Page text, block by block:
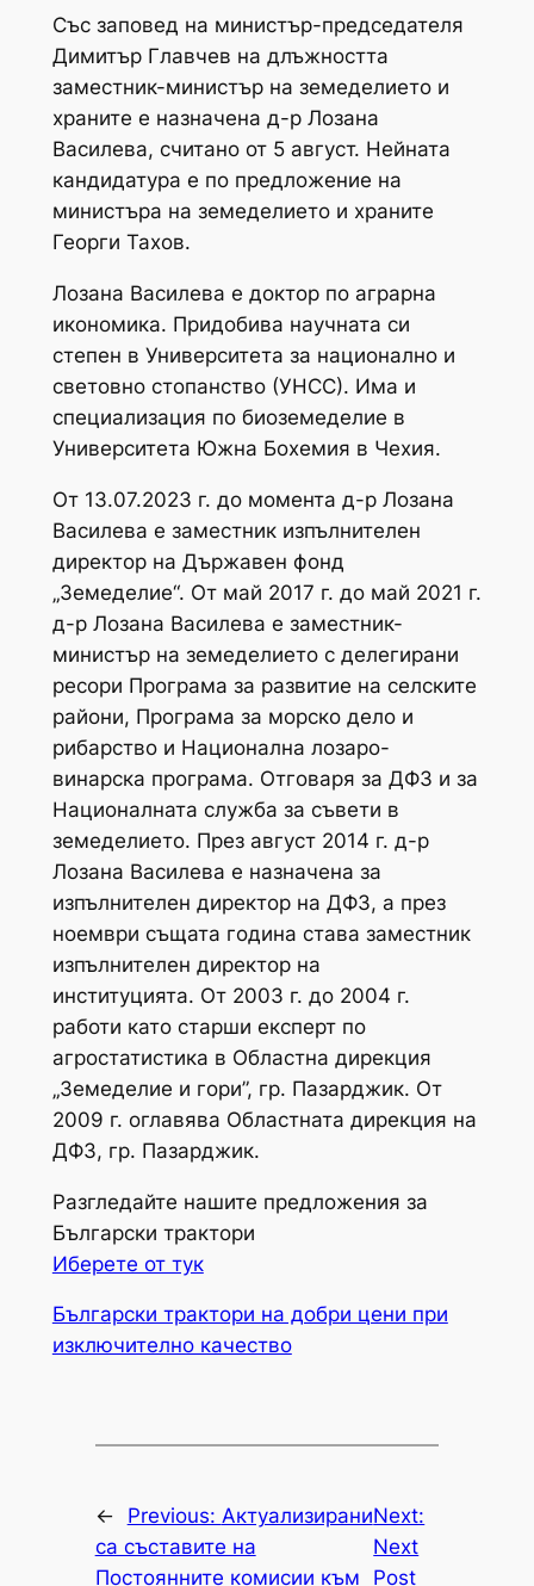
Със заповед на министър-председателя
Димитър Главчев на длъжността
заместник-министър на земеделието и
храните е назначена д-р Лозана
Василева, считано от 5 август. Нейната
кандидатура е по предложение на
министъра на земеделието и храните
Георги Тахов.
Лозана Василева е доктор по аграрна
икономика. Придобива научната си
степен в Университета за национално и
световно стопанство (УНСС). Има и
специализация по биоземеделие в
Университета Южна Бохемия в Чехия.
От 13.07.2023 г. до момента д-р Лозана
Василева е заместник изпълнителен
директор на Държавен фонд
„Земеделие“. От май 2017 г. до май 2021 г.
д-р Лозана Василева е заместник-
министър на земеделието с делегирани
ресори Програма за развитие на селските
райони, Програма за морско дело и
рибарство и Национална лозаро-
винарска програма. Отговаря за ДФЗ и за
Националната служба за съвети в
земеделието. През август 2014 г. д-р
Лозана Василева е назначена за
изпълнителен директор на ДФЗ, а през
ноември същата година става заместник
изпълнителен директор на
институцията. От 2003 г. до 2004 г.
работи като старши експерт по
агростатистика в Областна дирекция
„Земеделие и гори”, гр. Пазарджик. От
2009 г. оглавява Областната дирекция на
ДФЗ, гр. Пазарджик.
Разгледайте нашите предложения за
Български трактори
Иберете от тук
Български трактори на добри цени при
изключително качество
← Previous: Актуализирани
са съставите на
Постоянните комисии към
Next:
Next
Post